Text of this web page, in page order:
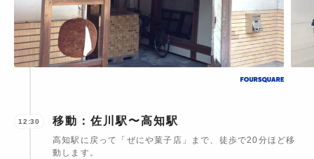
12:30 移動：佐川駅〜高知駅
高知駅に戻って「ぜにや菓子店」まで、徒歩で20分ほど移
動します。